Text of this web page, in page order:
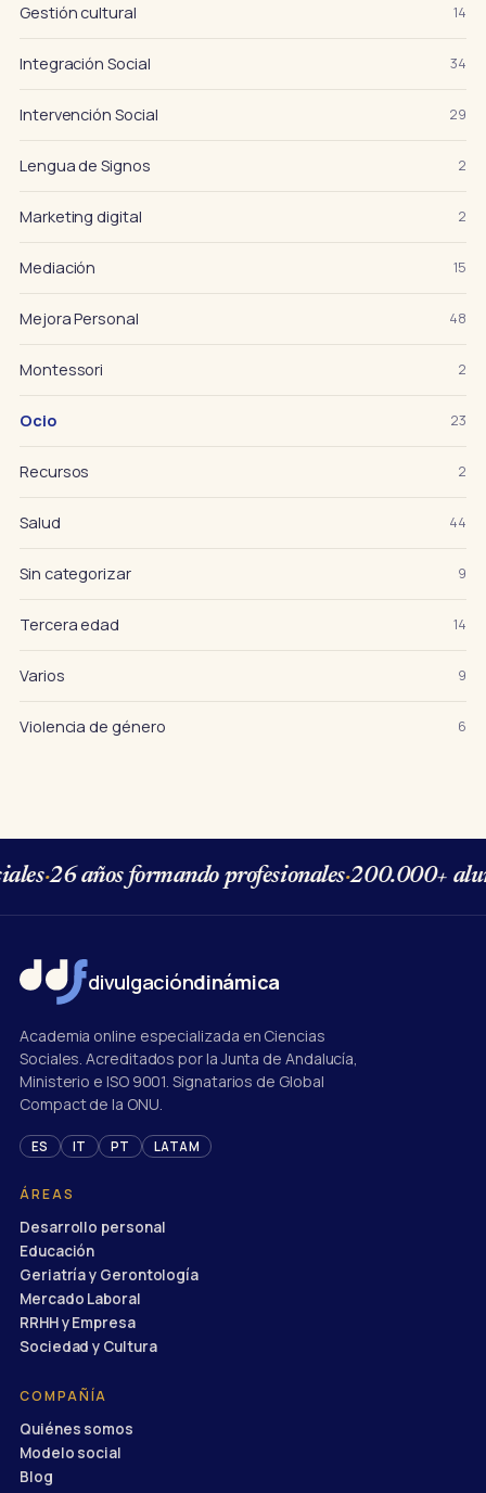
Gestión cultural 14
Integración Social 34
Intervención Social 29
Lengua de Signos 2
Marketing digital 2
Mediación 15
Mejora Personal 48
Montessori 2
Ocio 23
Recursos 2
Salud 44
Sin categorizar 9
Tercera edad 14
Varios 9
Violencia de género 6
·26 años formando profesionales·200.000+
divulgacióndinámica
Academia online especializada en Ciencias
Sociales. Acreditados por la Junta de Andalucía,
Ministerio e ISO 9001. Signatarios de Global
Compact de la ONU.
ES IT PT LATAM
ÁREAS
Desarrollo personal
Educación
Geriatría y Gerontología
Mercado Laboral
RRHH y Empresa
Sociedad y Cultura
COMPAÑÍA
Quiénes somos
Modelo social
Blog